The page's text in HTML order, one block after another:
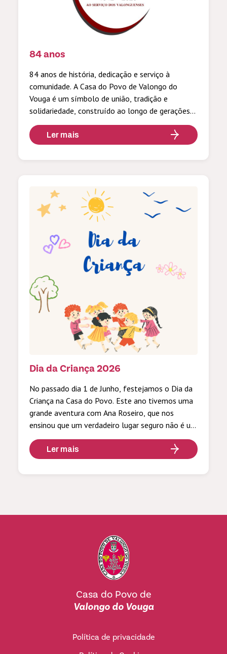
84 anos
84 anos de história, dedicação e serviço à
comunidade. A Casa do Povo de Valongo do
Vouga é um símbolo de união, tradição e
solidariedade, construído ao longo de gerações
por todos os que contribuíram para o seu
crescimento. Neste aniversário, celebramos o
passado, valorizamos o presente e renovamos a
esperança num futuro feito de […]
Ler mais
Dia da Criança 2026
No passado dia 1 de Junho, festejamos o Dia da
Criança na Casa do Povo. Este ano tivemos uma
grande aventura com Ana Roseiro, que nos
ensinou que um verdadeiro lugar seguro não é um
espaço físico mas um abrigo emocional que
todos podemos construir! Agradecemos a
presença da Escola Básica de Valongo do Vouga,
[…]
Ler mais
Casa do Povo de
Valongo do Vouga
Política de privacidade